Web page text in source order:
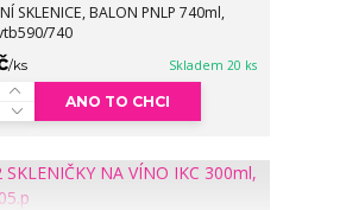
SKLENICE, BALON PNLP 740ml,
740
/ks Skladem 20 ks
ANO TO CHCI